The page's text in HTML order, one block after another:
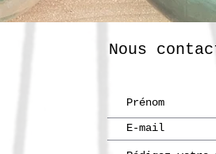
Nous